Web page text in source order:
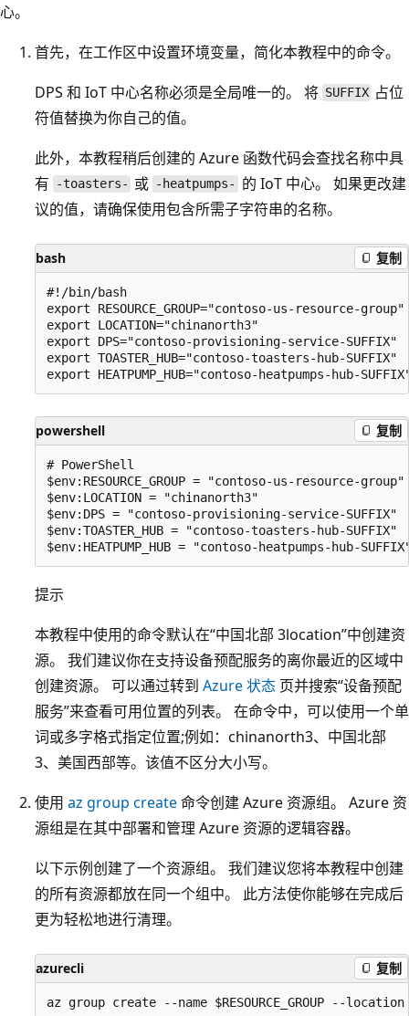
心。
首先，在工作区中设置环境变量，简化本教程中的命令。
DPS 和 IoT 中心名称必须是全局唯一的。 将 SUFFIX 占位
符值替换为你自己的值。
此外，本教程稍后创建的 Azure 函数代码会查找名称中具
有
-toasters- 或 -heatpumps-
的 IoT 中心。 如果更改建
议的值，请确保使用包含所需子字符串的名称。
bash 复制
#!/bin/bash
export RESOURCE_GROUP="contoso-us-resource-group"
export LOCATION="chinanorth3"
export DPS="contoso-provisioning-service-SUFFIX"
export TOASTER_HUB="contoso-toasters-hub-SUFFIX"
powershell 复制
# PowerShell
$env:RESOURCE_GROUP = "contoso-us-resource-group"
$env:LOCATION = "chinanorth3"
$env:DPS = "contoso-provisioning-service-SUFFIX"
$env:TOASTER_HUB = "contoso-toasters-hub-SUFFIX"
提示
本教程中使用的命令默认在“中国北部 3location”中创建资
源。 我们建议你在支持设备预配服务的离你最近的区域中
创建资源。 可以通过转到 Azure 状态 页并搜索“设备预配
服务”来查看可用位置的列表。 在命令中，可以使用一个单
词或多字格式指定位置;例如：chinanorth3、中国北部
3、美国西部等。该值不区分大小写。
使用 az group create命令创建 Azure 资源组。 Azure 资
源组是在其中部署和管理 Azure 资源的逻辑容器。
以下示例创建了一个资源组。 我们建议您将本教程中创建
的所有资源都放在同一个组中。 此方法使你能够在完成后
更为轻松地进行清理。
azurecli 复制